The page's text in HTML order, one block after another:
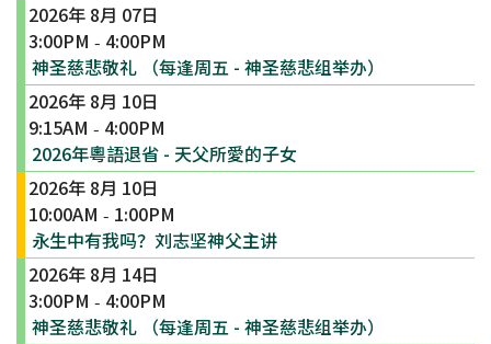
2026年 8月 07日
3:00PM - 4:00PM
神圣慈悲敬礼 （每逢周五 - 神圣慈悲组举办）
2026年 8月 10日
9:15AM - 4:00PM
2026年粵語退省 - 天父所愛的子女
2026年 8月 10日
10:00AM - 1:00PM
永生中有我吗？刘志坚神父主讲
2026年 8月 14日
3:00PM - 4:00PM
神圣慈悲敬礼 （每逢周五 - 神圣慈悲组举办）